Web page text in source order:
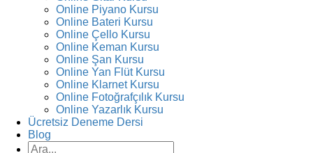
Online Piyano Kursu
Online Bateri Kursu
Online Çello Kursu
Online Keman Kursu
Online Şan Kursu
Online Yan Flüt Kursu
Online Klarnet Kursu
Online Fotoğrafçılık Kursu
Online Yazarlık Kursu
Ücretsiz Deneme Dersi
Blog
Ara: